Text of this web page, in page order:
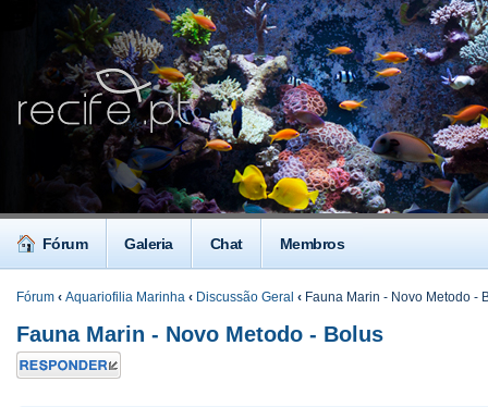
Fórum Galeria Chat Membros
Fórum ‹ Aquariofilia Marinha ‹ Discussão Geral ‹ Fauna Marin - Novo Metodo -
Fauna Marin - Novo Metodo - Bolus
Responder